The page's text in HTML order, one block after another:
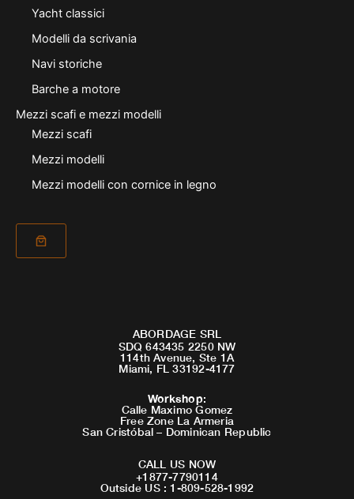
Yacht classici
Modelli da scrivania
Navi storiche
Barche a motore
Mezzi scafi e mezzi modelli
Mezzi scafi
Mezzi modelli
Mezzi modelli con cornice in legno
ABORDAGE SRL
SDQ 643435 2250 NW
114th Avenue, Ste 1A
Miami, FL 33192-4177
Workshop:
Calle Maximo Gomez
Free Zone La Armeria
San Cristóbal – Dominican Republic
CALL US NOW
+1877-7790114
Outside US : 1-809-528-1992